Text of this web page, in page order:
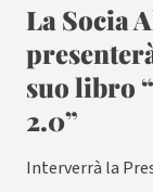
La Socia
suo libro
2.0”
Interverrà la